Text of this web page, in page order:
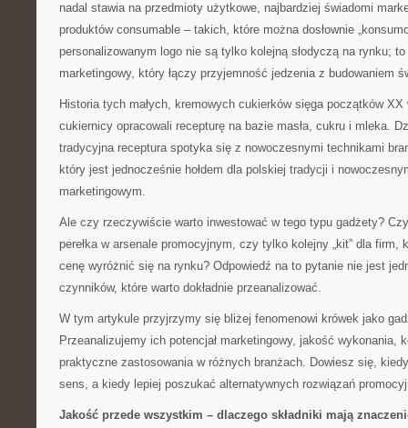
nadal stawia na przedmioty użytkowe, najbardziej świadomi
produktów consumable – takich, które można dosłownie
personalizowanym logo nie są tylko kolejną słodyczą na rynku;
marketingowy, który łączy przyjemność jedzenia z budowaniem
Historia tych małych, kremowych cukierków sięga początków
cukiernicy opracowali recepturę na bazie masła, cukru i mleka.
tradycyjna receptura spotyka się z nowoczesnymi technikami
który jest jednocześnie hołdem dla polskiej tradycji i
marketingowym.
Ale czy rzeczywiście warto inwestować w tego typu gadżety?
perełka w arsenale promocyjnym, czy tylko kolejny „kit” dla firm,
cenę wyróżnić się na rynku? Odpowiedź na to pytanie nie jest
czynników, które warto dokładnie przeanalizować.
W tym artykule przyjrzymy się bliżej fenomenowi krówek jako
Przeanalizujemy ich potencjał marketingowy, jakość wykonania,
praktyczne zastosowania w różnych branżach. Dowiesz się,
sens, a kiedy lepiej poszukać alternatywnych rozwiązań
Jakość przede wszystkim – dlaczego składniki mają